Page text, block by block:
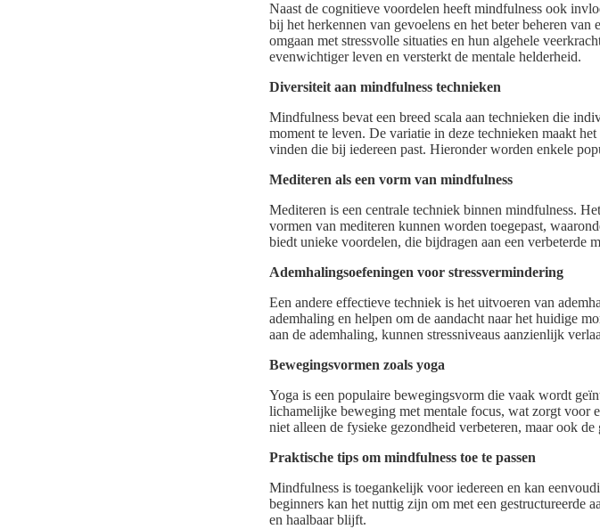
Naast de cognitieve voordelen heeft mindfulness ook
bij het herkennen van gevoelens en het beter beheren
omgaan met stressvolle situaties en hun algehele
evenwichtiger leven en versterkt de mentale helderheid.
Diversiteit aan mindfulness technieken
Mindfulness bevat een breed scala aan technieken die
moment te leven. De variatie in deze technieken maakt
vinden die bij iedereen past. Hieronder worden enkele
Mediteren als een vorm van mindfulness
Mediteren is een centrale techniek binnen mindfulness.
vormen van mediteren kunnen worden toegepast,
biedt unieke voordelen, die bijdragen aan een verbeterde
Ademhalingsoefeningen voor stressvermindering
Een andere effectieve techniek is het uitvoeren van
ademhaling en helpen om de aandacht naar het huidige
aan de ademhaling, kunnen stressniveaus aanzienlijk
Bewegingsvormen zoals yoga
Yoga is een populaire bewegingsvorm die vaak wordt
lichamelijke beweging met mentale focus, wat zorgt voor
niet alleen de fysieke gezondheid verbeteren, maar ook
Praktische tips om mindfulness toe te passen
Mindfulness is toegankelijk voor iedereen en kan
beginners kan het nuttig zijn om met een gestructureerde
en haalbaar blijft.